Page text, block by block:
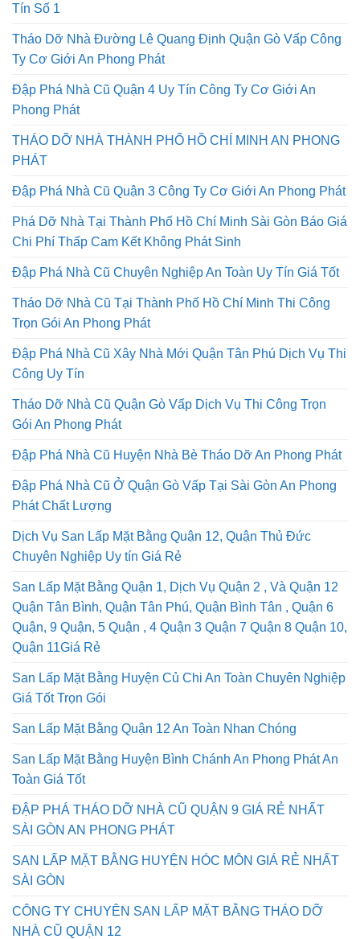
Tín Số 1
Tháo Dỡ Nhà Đường Lê Quang Định Quận Gò Vấp Công
Ty Cơ Giới An Phong Phát
Đập Phá Nhà Cũ Quận 4 Uy Tín Công Ty Cơ Giới An
Phong Phát
THÁO DỠ NHÀ THÀNH PHỐ HỒ CHÍ MINH AN PHONG
PHÁT
Đập Phá Nhà Cũ Quận 3 Công Ty Cơ Giới An Phong Phát
Phá Dỡ Nhà Tại Thành Phố Hồ Chí Minh Sài Gòn Báo Giá
Chi Phí Thấp Cam Kết Không Phát Sinh
Đập Phá Nhà Cũ Chuyên Nghiệp An Toàn Uy Tín Giá Tốt
Tháo Dỡ Nhà Cũ Tại Thành Phố Hồ Chí Minh Thi Công
Trọn Gói An Phong Phát
Đập Phá Nhà Cũ Xây Nhà Mới Quận Tân Phú Dịch Vụ Thi
Công Uy Tín
Tháo Dỡ Nhà Cũ Quận Gò Vấp Dịch Vụ Thi Công Trọn
Gói An Phong Phát
Đập Phá Nhà Cũ Huyện Nhà Bè Tháo Dỡ An Phong Phát
Đập Phá Nhà Cũ Ở Quận Gò Vấp Tại Sài Gòn An Phong
Phát Chất Lượng
Dịch Vụ San Lấp Mặt Bằng Quận 12, Quận Thủ Đức
Chuyên Nghiệp Uy tín Giá Rẻ
San Lấp Mặt Bằng Quận 1, Dịch Vụ Quận 2 , Và Quận 12
Quận Tân Bình, Quận Tân Phú, Quận Bình Tân , Quận 6
Quận, 9 Quận, 5 Quận , 4 Quận 3 Quận 7 Quận 8 Quận 10,
Quận 11Giá Rẻ
San Lấp Mặt Bằng Huyện Củ Chi An Toàn Chuyên Nghiệp
Giá Tốt Trọn Gói
San Lấp Mặt Bằng Quận 12 An Toàn Nhan Chóng
San Lấp Mặt Bằng Huyện Bình Chánh An Phong Phát An
Toàn Giá Tốt
ĐẬP PHÁ THÁO DỠ NHÀ CŨ QUẬN 9 GIÁ RẺ NHẤT
SÀI GÒN AN PHONG PHÁT
SAN LẤP MẶT BẰNG HUYỆN HÓC MÔN GIÁ RẺ NHẤT
SÀI GÒN
CÔNG TY CHUYÊN SAN LẤP MẶT BẰNG THÁO DỠ
NHÀ CŨ QUẬN 12